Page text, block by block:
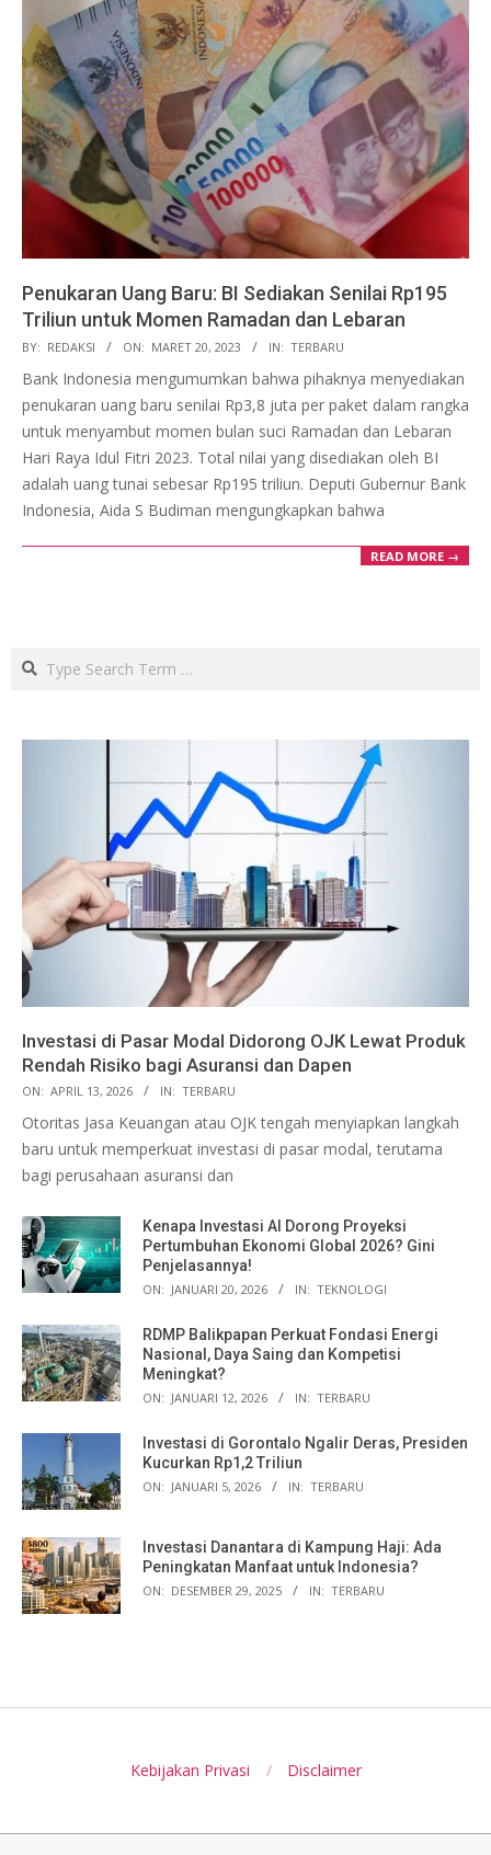
Penukaran Uang Baru: BI Sediakan Senilai Rp195
Triliun untuk Momen Ramadan dan Lebaran
2023-
03-
20
BY: REDAKSI ON: MARET 20, 2023 IN: TERBARU
Bank Indonesia mengumumkan bahwa pihaknya menyediakan
penukaran uang baru senilai Rp3,8 juta per paket dalam rangka
untuk menyambut momen bulan suci Ramadan dan Lebaran
Hari Raya Idul Fitri 2023. Total nilai yang disediakan oleh BI
adalah uang tunai sebesar Rp195 triliun. Deputi Gubernur Bank
Indonesia, Aida S Budiman mengungkapkan bahwa
READ MORE →
Search
Investasi di Pasar Modal Didorong OJK Lewat Produk
Rendah Risiko bagi Asuransi dan Dapen
ON: APRIL 13, 2026 IN: TERBARU
Otoritas Jasa Keuangan atau OJK tengah menyiapkan langkah
baru untuk memperkuat investasi di pasar modal, terutama
bagi perusahaan asuransi dan
Kenapa Investasi AI Dorong Proyeksi
Pertumbuhan Ekonomi Global 2026? Gini
Penjelasannya!
ON: JANUARI 20, 2026 IN: TEKNOLOGI
RDMP Balikpapan Perkuat Fondasi Energi
Nasional, Daya Saing dan Kompetisi
Meningkat?
ON: JANUARI 12, 2026 IN: TERBARU
Investasi di Gorontalo Ngalir Deras, Presiden
Kucurkan Rp1,2 Triliun
ON: JANUARI 5, 2026 IN: TERBARU
Investasi Danantara di Kampung Haji: Ada
Peningkatan Manfaat untuk Indonesia?
ON: DESEMBER 29, 2025 IN: TERBARU
Kebijakan Privasi Disclaimer